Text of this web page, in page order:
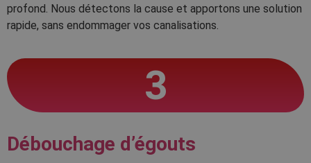
profond. Nous détectons la cause et apportons une solution
rapide, sans endommager vos canalisations.
3
Débouchage d’égouts